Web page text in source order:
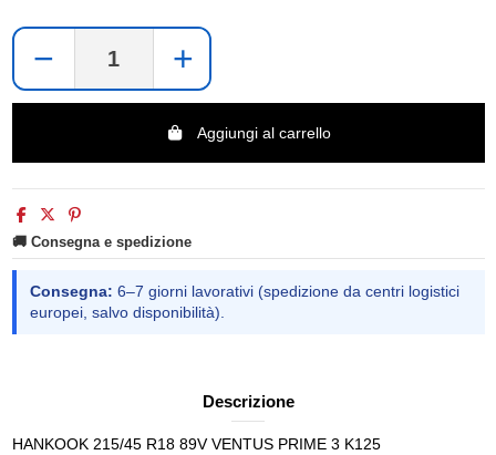
− +
Aggiungi al carrello
🚚 Consegna e spedizione
Consegna: 6–7 giorni lavorativi (spedizione da centri logistici
europei, salvo disponibilità).
Descrizione
HANKOOK 215/45 R18 89V VENTUS PRIME 3 K125